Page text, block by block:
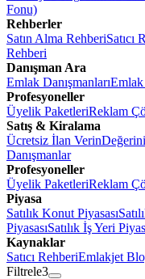
Fonu)
Rehberler
Satın Alma RehberiSatıcı
Rehberi
Danışman Ara
Emlak Danışmanları
Profesyoneller
Üyelik PaketleriReklam
Satış & Kiralama
Ücretsiz İlan Verin
Danışmanlar
Profesyoneller
Üyelik PaketleriReklam
Piyasa
Satılık Konut Piyasası
PiyasasıSatılık İş Yeri
Kaynaklar
Satıcı RehberiEmlakjet
Filtrele3